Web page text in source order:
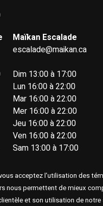
Maïkan Escalade
escalade@maikan.ca
Dim 13:00 à 17:00
Lun 16:00 à 22:00
Mar 16:00 à 22:00
Mer 16:00 à 22:00
Jeu 16:00 à 22:00
Ven 16:00 à 22:00
Sam 13:00 à 17:00
acceptez l'utilisation des
nous permettent de mieux
et son utilisation de notre